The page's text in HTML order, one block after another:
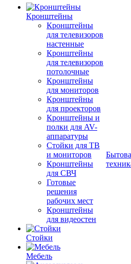
Кронштейны
Кронштейны
для телевизоров
настенные
Кронштейны
для телевизоров
потолочные
Кронштейны
для мониторов
Кронштейны
для проекторов
Кронштейны и
полки для AV-
аппаратуры
Стойки для ТВ
и мониторов
Кронштейны
для СВЧ
Готовые
решения
рабочих мест
Кронштейны
для видеостен
Стойки
Мебель